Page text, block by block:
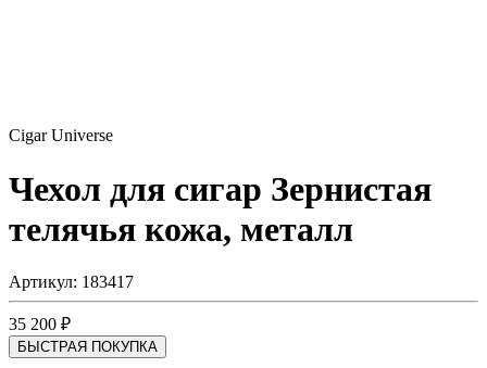
Cigar Universe
Чехол для сигар Зернистая
телячья кожа, металл
Артикул: 183417
35 200 ₽
БЫСТРАЯ ПОКУПКА